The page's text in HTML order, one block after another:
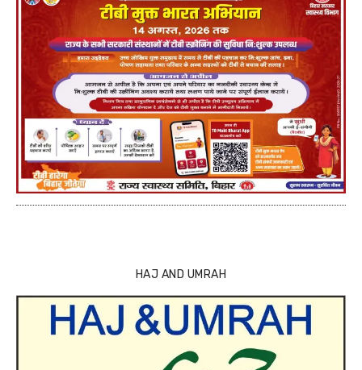
HAJ AND UMRAH